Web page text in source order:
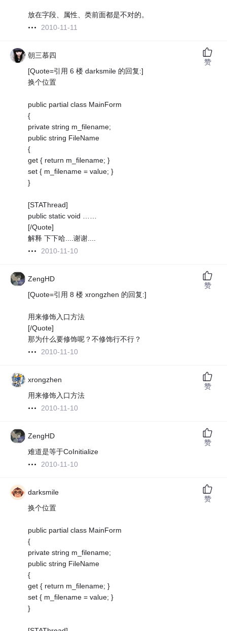
放在字段、属性、类前面都是不对的。
2010-11-11
朝三慕四
[Quote=引用 6 楼 darksmile 的回复:]
换个位置
public partial class MainForm
{
private string m_filename;
public string FileName
{
get { return m_filename; }
set { m_filename = value; }
}
[STAThread]
public static void ……
[/Quote]
解释 下下哈....谢谢....
2010-11-10
赞
ZengHD
[Quote=引用 8 楼 xrongzhen 的回复:]
用来修饰入口方法
[/Quote]
那为什么要修饰呢？不修饰行不行？
2010-11-10
赞
xrongzhen
用来修饰入口方法
2010-11-10
赞
ZengHD
难道是等于CoInitialize
2010-11-10
赞
darksmile
换个位置
public partial class MainForm
{
private string m_filename;
public string FileName
{
get { return m_filename; }
set { m_filename = value; }
}
赞